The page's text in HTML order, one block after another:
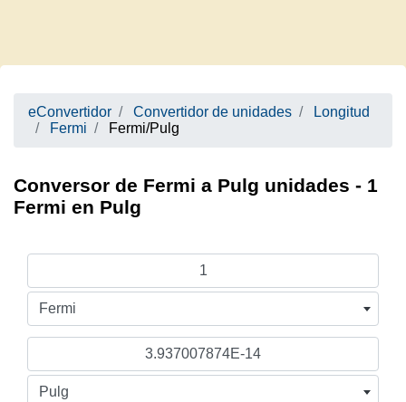
eConvertidor Convertidor de unidades
Longitud
Fermi
Fermi/Pulg
Conversor de Fermi a Pulg unidades - 1
Fermi en Pulg
Fermi
Pulg